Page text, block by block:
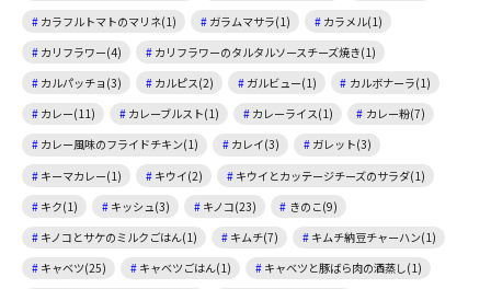
カラフルトマトのマリネ(1)
ガラムマサラ(1)
カラメル(1)
カリフラワー(4)
カリフラワーのタルタルソースチーズ焼き(1)
カルパッチョ(3)
カルピス(2) ガルビュー(1)
カルボナーラ(1)
カレー(11)
カレーブルスト(1) カレーライス(1)
カレー粉(7)
カレー風味のフライドチキン(1)
カレイ(3)
ガレット(3)
キーマカレー(1)
キウイ(2)
キウイとカッテージチーズのサラダ(1)
キク(1)
キッシュ(3) キノコ(23)
きのこ(9)
キノコとサケのミルクごはん(1)
キムチ(7)
キムチ納豆チャーハン(1)
キャベツ(25)
キャベツごはん(1)
キャベツと豚ばら肉の酒蒸し(1)